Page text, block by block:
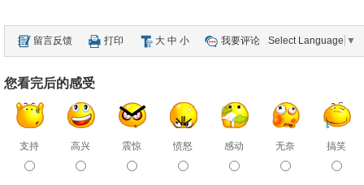
留言反馈 打印 大 中 小 我要评论 Select Language ▼
您看完后的感受
支持 高兴 震惊 愤怒 感动 无奈 搞笑